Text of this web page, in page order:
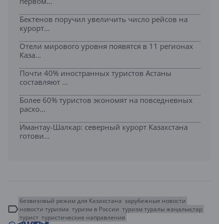
Бектенов поручил увеличить число рейсов на
курорт...
Отели мирового уровня появятся в 11 регионах
Каза...
Почти 40% иностранных туристов Астаны
составляют ...
Более 60% туристов экономят на повседневных
расхо...
Имантау-Шалкар: северный курорт Казахстана
готови...
безвизовый режим для Казахстана зарубежные новости
новости туризма туризм в России туризм туралы жаңалықтар
турист туристические направления